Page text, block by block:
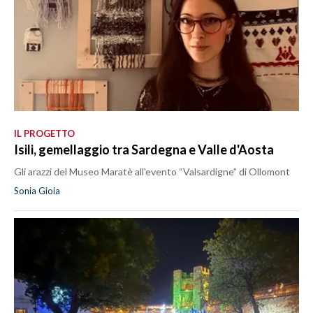
IL PROGETTO
Isili, gemellaggio tra Sardegna e Valle d'Aosta
Gli arazzi del Museo Maratè all'evento “Valsardigne” di Ollomont
Sonia Gioia